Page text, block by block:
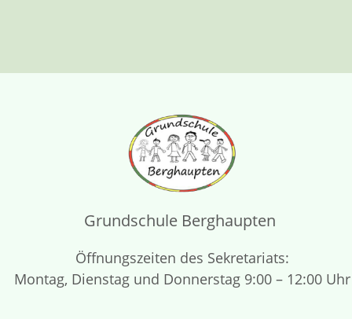
Grundschule Berghaupten
Öffnungszeiten des Sekretariats:
Montag, Dienstag und Donnerstag 9:00 – 12:00 Uhr